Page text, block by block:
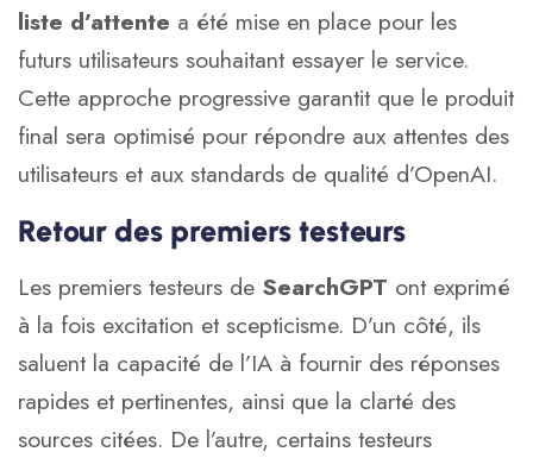
liste d’attente a été mise en place pour les
futurs utilisateurs souhaitant essayer le service.
Cette approche progressive garantit que le produit
final sera optimisé pour répondre aux attentes des
utilisateurs et aux standards de qualité d’OpenAI.
Retour des premiers testeurs
Les premiers testeurs de SearchGPT ont exprimé
à la fois excitation et scepticisme. D’un côté, ils
saluent la capacité de l’IA à fournir des réponses
rapides et pertinentes, ainsi que la clarté des
sources citées. De l’autre, certains testeurs